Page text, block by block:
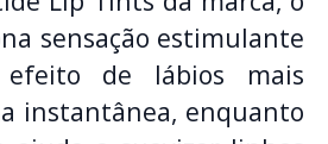
sensação estimulante
efeito de lábios mais
instantânea, enquanto